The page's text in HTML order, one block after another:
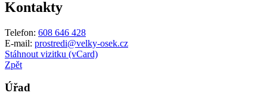
Kontakty
Telefon: 608 646 428
E-mail: prostredi@velky-osek.cz
Stáhnout vizitku (vCard)
Zpět
Úřad